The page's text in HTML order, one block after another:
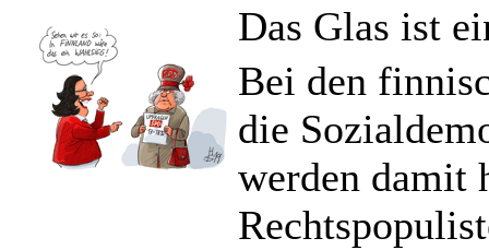
Das Glas ist
Bei den
die
werden damit